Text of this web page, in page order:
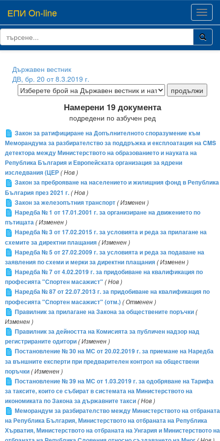
ЕПИ On-line
Държавен вестник
ДВ, бр. 20 от 8.3.2019 г.
Намерени 19 документа
подредени по азбучен ред
Закон за ратифициране на Допълнителното споразумение към
Меморандума за разбирателство за поддръжка и експлоатация на CMS
детектора между Министерството на образованието и науката на
Република България и Европейската организация за ядрени
изследвания (ЦЕР( Нов )
Закон за преброяване на населението и жилищния фонд в Република
България през 2021 г.( Нов )
Закон за железопътния транспорт( Изменен )
Наредба № 1 от 17.01.2001 г. за организиране на движението по
пътищата( Изменен )
Наредба № 3 от 17.02.2015 г. за условията и реда за прилагане на
схемите за директни плащания( Изменен )
Наредба № 5 от 27.02.2009 г. за условията и реда за подаване на
заявления по схеми и мерки за директни плащания( Изменен )
Наредба № 7 от 4.02.2019 г. за придобиване на квалификация по
професията "Спортен масажист" ( Нов )
Наредба № 87 от 22.07.2013 г. за придобиване на квалификация по
професията "Спортен масажист" (отм.)( Отменен )
Правилник за прилагане на Закона за обществените поръчки(
Изменен )
Правилник за дейността на Комисията за публичен надзор над
регистрираните одитори( Изменен )
Постановление № 30 на МС от 20.02.2019 г. за приемане на Наредба
за външните експерти при предварителен контрол на обществени
поръчки( Изменен )
Постановление № 39 на МС от 1.03.2019 г. за одобряване на Тарифа
за таксите, които се събират в системата на Министерството на
икономиката по Закона за държавните такси( Нов )
Меморандум за разбирателство между Министерството на отбраната
на Република България, Министерството на отбраната на Република
Хърватия, Министерството на отбраната на Унгария и Министерството на